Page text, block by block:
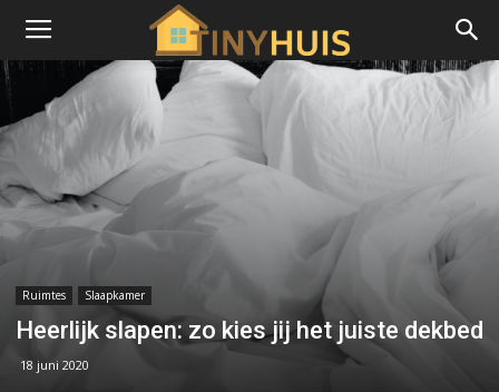
Ruimtes Slaapkamer
Heerlijk slapen: zo kies jij het juiste dekbed
18 juni 2020